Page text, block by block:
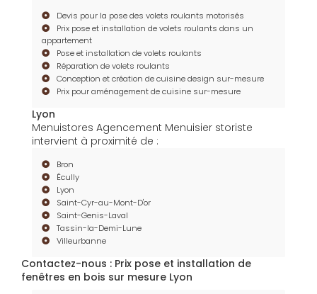
Devis pour la pose des volets roulants motorisés
Prix pose et installation de volets roulants dans un
appartement
Pose et installation de volets roulants
Réparation de volets roulants
Conception et création de cuisine design sur-mesure
Prix pour aménagement de cuisine sur-mesure
Lyon
Menuistores Agencement Menuisier storiste
intervient à proximité de :
Bron
Écully
Lyon
Saint-Cyr-au-Mont-D'or
Saint-Genis-Laval
Tassin-la-Demi-Lune
Villeurbanne
Contactez-nous : Prix pose et installation de
fenêtres en bois sur mesure Lyon